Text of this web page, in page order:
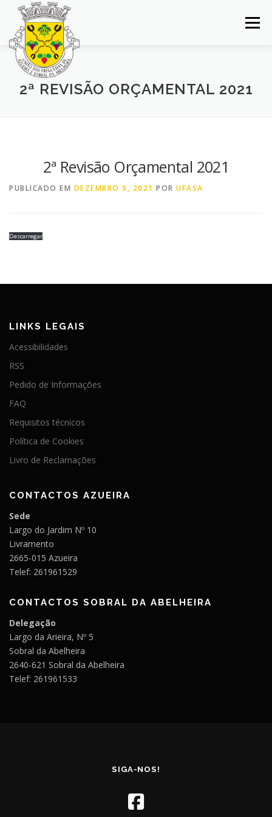
Saltar
conteúdo
Menu
INÍCIO JUNTA DE FREGUESIA
CONCURSOS CONTACTOS
2ª REVISÃO ORÇAMENTAL 2021
2ª Revisão Orçamental 2021
PUBLICADO EM DEZEMBRO 9, 2021 POR UFASA
Descarregar
LINKS LEGAIS
Acessibilidades
RSS
Pedido de Informações
FAQ
Requisitos técnicos
Política de Cookies
Livro de Reclamações
CONTACTOS AZUEIRA
Sede
Largo do Jardim Nº 10
Livramento
2665-015 Azueira
Telef: 261961529
CONTACTOS SOBRAL DA ABELHEIRA
Delegação
Largo da Arieira, Nº 5
Sobral da Abelheira
2640-621 Sobral da Abelheira
Telef: 261961533
SIGA-NOS!